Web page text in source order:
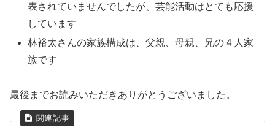
表されていませんでしたが、芸能活動はとても応援
しています
林裕太さんの家族構成は、父親、母親、兄の４人家
族です
最後までお読みいただきありがとうございました。